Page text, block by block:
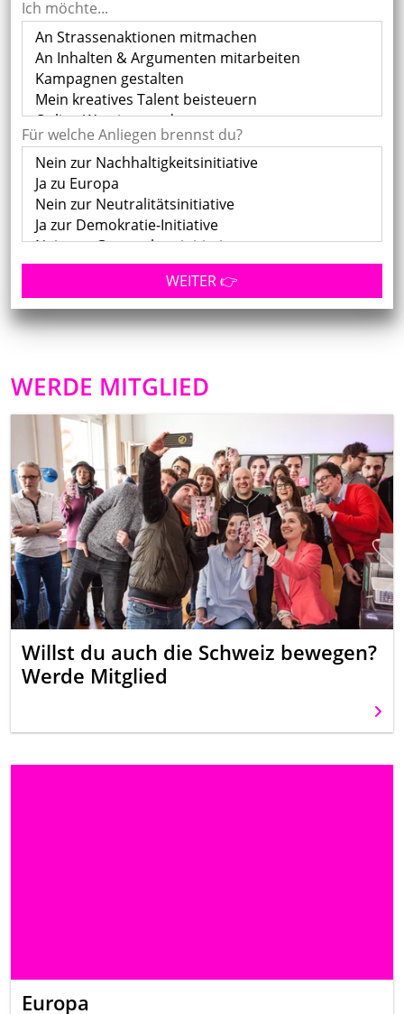
Ich möchte...
Für welche Anliegen brennst du?
WERDE MITGLIED
Willst du auch die Schweiz bewegen?
Werde Mitglied
Europa